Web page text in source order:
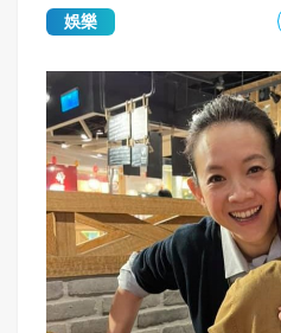
娛樂